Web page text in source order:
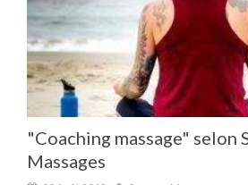
"Coaching massage" selon
Massages